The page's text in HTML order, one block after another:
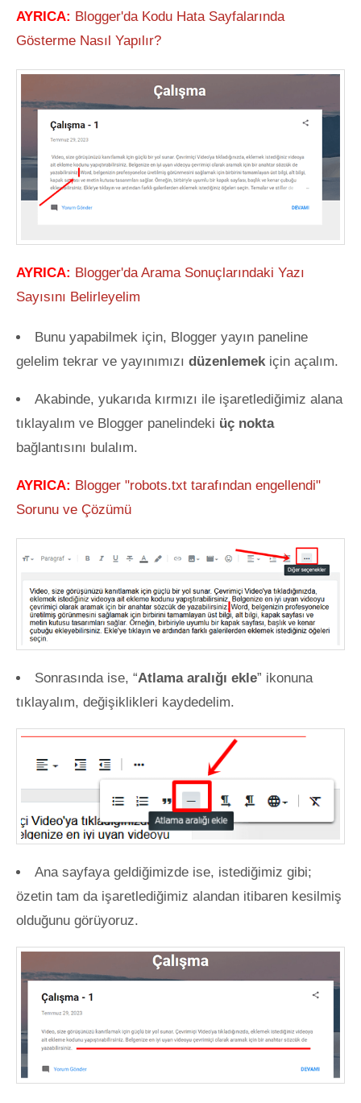
AYRICA: Blogger'da Kodu Hata Sayfalarında
Gösterme Nasıl Yapılır?
AYRICA: Blogger'da Arama Sonuçlarındaki Yazı
Sayısını Belirleyelim
Bunu yapabilmek için, Blogger yayın paneline
gelelim tekrar ve yayınımızı düzenlemek için açalım.
Akabinde, yukarıda kırmızı ile işaretlediğimiz alana
tıklayalım ve Blogger panelindeki üç nokta
bağlantısını bulalım.
AYRICA: Blogger "robots.txt tarafından engellendi"
Sorunu ve Çözümü
Sonrasında ise, “Atlama aralığı ekle” ikonuna
tıklayalım, değişiklikleri kaydedelim.
Ana sayfaya geldiğimizde ise, istediğimiz gibi;
özetin tam da işaretlediğimiz alandan itibaren kesilmiş
olduğunu görüyoruz.